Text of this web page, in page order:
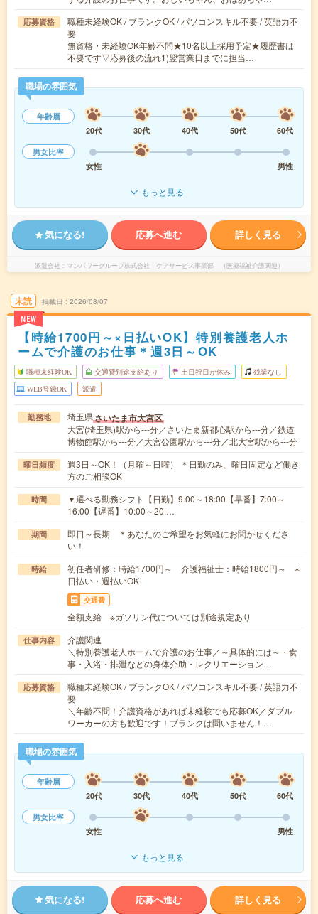
応募資格
職種未経験OK / ブランクOK / パソコンスキル不要 / 英語力不
要
無資格・未経験OK年齢不問★10名以上採用予定★履歴書は
不要です▽応募後の流れ1)翌営業日までに担当…
職場の雰囲気
年齢層
20代
30代 40代 50代
60代
男女比率
女性
男性
もっと見る
気になる! 応募へ進む 詳しく見る
派遣会社 マンパワーグループ株式会社 ケアサービス事業部 （医療福祉介護関連）
未読
NEW
掲載日 2026/08/07
【時給1700円～×日払いOK】特別養護老人ホ
ームで介護のお仕事＊週3日～OK
職種未経験OK 交通費別途支給あり 土日祝日が休み 残業なし
WEB登録OK 派遣
勤務地 埼玉県さいたま市大宮区
大宮(埼玉県)駅から---分／さいたま新都心駅から---分／鉄道
博物館駅から---分／大宮公園駅から---分／北大宮駅から---分
曜日頻度
週3日～OK！（月曜～日曜） ＊日勤のみ、曜日固定など働き
方のご相談OK
時間
▼選べる勤務シフト【日勤】9:00～18:00【早番】7:00～
16:00【遅番】10:00～20:…
期間
即日～長期 ＊あなたのご希望をお気軽にお聞かせくださ
い！
時給
初任者研修：時給1700円～ 介護福祉士：時給1800円～ ※
日払い・週払いOK
交通費
全額支給 ※ガソリン代については別途規定あり
仕事内容
介護関連
＼特別養護老人ホームで介護のお仕事／～具体的には～・食
事・入浴・排泄などの身体介助・レクリエーション…
応募資格
職種未経験OK / ブランクOK / パソコンスキル不要 / 英語力不
要
＼年齢不問！介護資格があれば未経験でも応募OK／ダブル
ワーカーの方も歓迎です！ブランクは問いません！…
職場の雰囲気
年齢層
20代
30代 40代 50代
60代
男女比率
女性
男性
もっと見る
気になる! 応募へ進む 詳しく見る